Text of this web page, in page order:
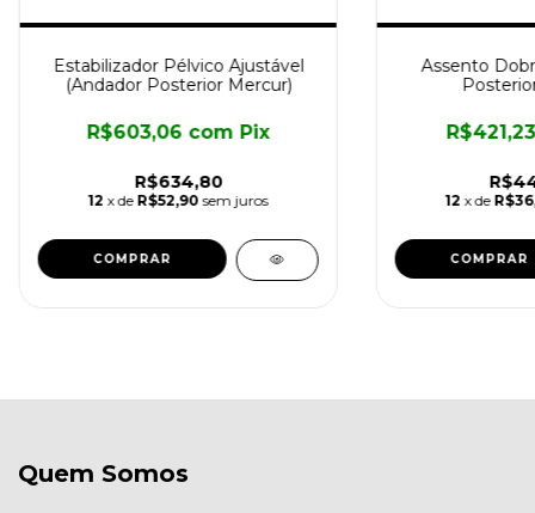
Estabilizador Pélvico Ajustável
(Andador Posterior Mercur)
R$634,80
R$603,06 com Pix
12 x de R$52,90 sem juros
Assento
12 x de
COMPRAR
Quem Somos